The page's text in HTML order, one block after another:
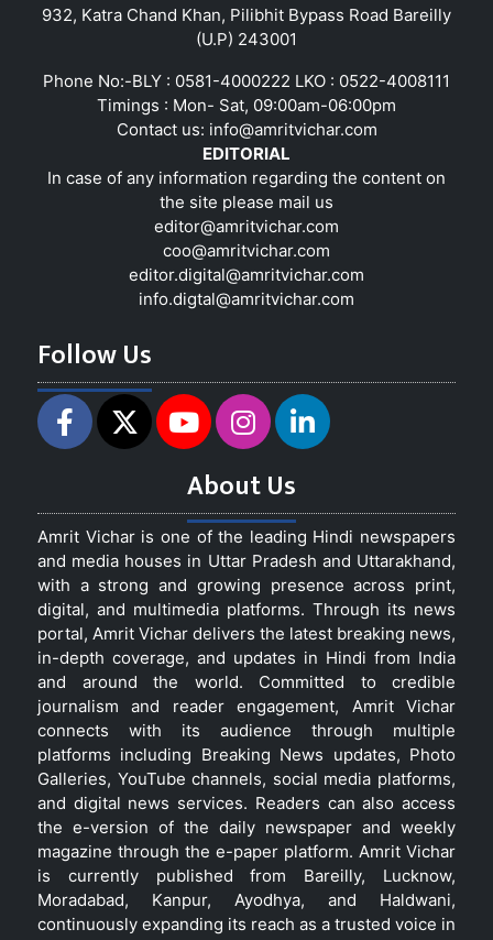
932, Katra Chand Khan, Pilibhit Bypass Road Bareilly
(U.P) 243001
Phone No:-BLY : 0581-4000222 LKO : 0522-4008111
Timings : Mon- Sat, 09:00am-06:00pm
Contact us: info@amritvichar.com
EDITORIAL
In case of any information regarding the content on
the site please mail us
editor@amritvichar.com
coo@amritvichar.com
editor.digital@amritvichar.com
info.digtal@amritvichar.com
Follow Us
About Us
Amrit Vichar is one of the leading Hindi newspapers
and media houses in Uttar Pradesh and Uttarakhand,
with a strong and growing presence across print,
digital, and multimedia platforms. Through its news
portal, Amrit Vichar delivers the latest breaking news,
in-depth coverage, and updates in Hindi from India
and around the world. Committed to credible
journalism and reader engagement, Amrit Vichar
connects with its audience through multiple
platforms including Breaking News updates, Photo
Galleries, YouTube channels, social media platforms,
and digital news services. Readers can also access
the e-version of the daily newspaper and weekly
magazine through the e-paper platform. Amrit Vichar
is currently published from Bareilly, Lucknow,
Moradabad, Kanpur, Ayodhya, and Haldwani,
continuously expanding its reach as a trusted voice in